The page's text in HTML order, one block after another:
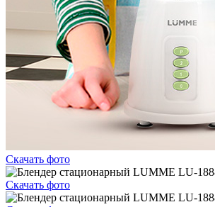
Скачать фото
Скачать фото